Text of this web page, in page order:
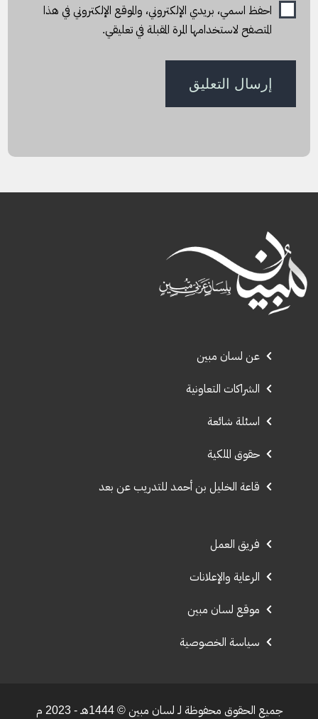
احفظ اسمي، بريدي الإلكتروني، والموقع الإلكتروني في هذا
المتصفح لاستخدامها المرة المقبلة في تعليقي.
عن لسان مبين
الشراكات التعاونية
اسئلة شائعة
حقوق الملكية
قاعة الخليل بن أحمد للتدريب عن بعد
فريق العمل
الرعاية والإعلانات
موقع لسان مبين
سياسة الخصوصية
جميع الحقوق محفوظة لـ لسان مبين © 1444هـ - 2023 م